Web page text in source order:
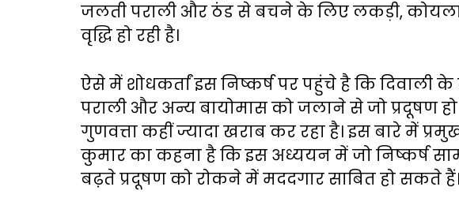
जलती पराली और ठंड से बचने के लिए लकड़ी,
वृद्धि हो रही है।
ऐसे में शोधकर्तां इस निष्कर्ष पर पहुंचे है कि दिवाली
पराली और अन्य बायोमास को जलाने से जो प्रदूषण हो
गुणवत्ता कहीं ज्यादा खराब कर रहा है। इस बारे में
कुमार का कहना है कि इस अध्ययन में जो निष्कर्ष
बढ़ते प्रदूषण को रोकने में मददगार साबित हो सकते हैं।